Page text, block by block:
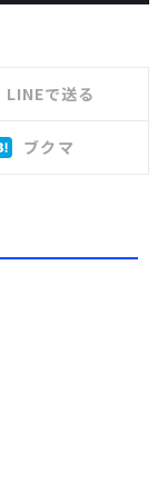
LINEで送る
ブクマ